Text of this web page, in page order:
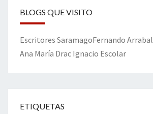
BLOGS QUE VISITO
Escritores SaramagoFernando Arrabal
Ana María Drac Ignacio Escolar
ETIQUETAS